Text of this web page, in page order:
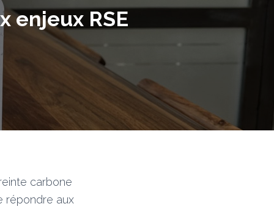
enjeux RSE
carbone
répondre aux